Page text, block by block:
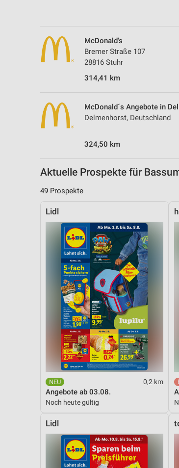
McDonald's
Bremer Straße 107
28816 Stuhr
314,41 km
McDonald´s Angebote in
Delmenhorst, Deutschland
324,50 km
Aktuelle Prospekte für
49 Prospekte
Lidl
0,2 km
Angebote ab 03.08.
Noch heute gültig
Lidl
Messung der Performance von Inhalten
Analyse von Zielgruppen durch Statistiken oder
Entwicklung und Verbesserung der Angebote
Verwendung reduzierter Daten zur Auswahl von
IAB-Besonderheiten:
Nicht-IAB-Verarbeitungszwecke:
Notwendig
Performance